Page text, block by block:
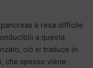
è resa difficile
a questa
ciò si traduce in
che spesso viene